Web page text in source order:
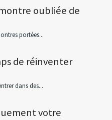
oubliée de
portées...
de réinventer
dans des...
votre